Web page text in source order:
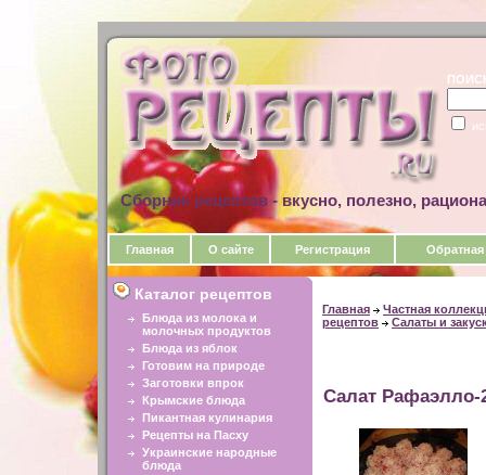
Сборник рецептов - вкусно, полезно,
Главная О сайте Регистрация Обратная
Каталог рецептов
Блюда из молока и
молочных продуктов
Блюда из яблок
Готовим на природе
Заготовки впрок
Крымские блюда
Пикантная кулинария
Рецепты на Пасху
Украинские народные
блюда
Главная
Частная
рецептов
Салаты и
Салат Рафаэлло-